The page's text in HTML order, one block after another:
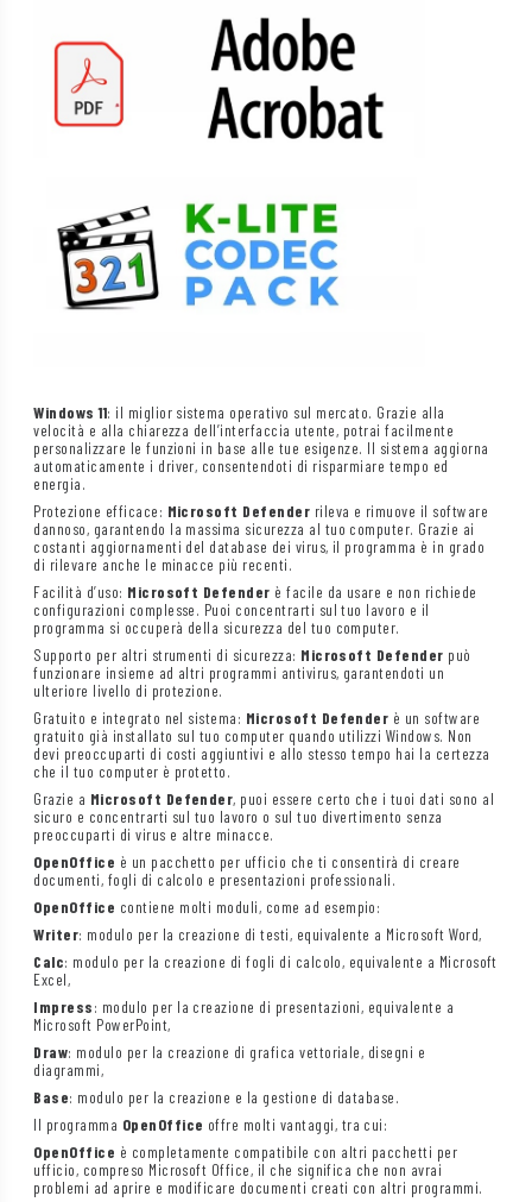
Windows 11: il miglior sistema operativo sul mercato. Grazie alla
velocità e alla chiarezza dell’interfaccia utente, potrai facilmente
personalizzare le funzioni in base alle tue esigenze. Il sistema aggiorna
automaticamente i driver, consentendoti di risparmiare tempo ed
energia.
Protezione efficace: Microsoft Defender rileva e rimuove il software
dannoso, garantendo la massima sicurezza al tuo computer. Grazie ai
costanti aggiornamenti del database dei virus, il programma è in grado
di rilevare anche le minacce più recenti.
Facilità d’uso: Microsoft Defender è facile da usare e non richiede
configurazioni complesse. Puoi concentrarti sul tuo lavoro e il
programma si occuperà della sicurezza del tuo computer.
Supporto per altri strumenti di sicurezza: Microsoft Defender può
funzionare insieme ad altri programmi antivirus, garantendoti un
ulteriore livello di protezione.
Gratuito e integrato nel sistema: Microsoft Defender è un software
gratuito già installato sul tuo computer quando utilizzi Windows. Non
devi preoccuparti di costi aggiuntivi e allo stesso tempo hai la certezza
che il tuo computer è protetto.
Grazie a Microsoft Defender, puoi essere certo che i tuoi dati sono al
sicuro e concentrarti sul tuo lavoro o sul tuo divertimento senza
preoccuparti di virus e altre minacce.
OpenOffice è un pacchetto per ufficio che ti consentirà di creare
documenti, fogli di calcolo e presentazioni professionali.
OpenOffice contiene molti moduli, come ad esempio:
Writer: modulo per la creazione di testi, equivalente a Microsoft Word,
Calc: modulo per la creazione di fogli di calcolo, equivalente a Microsoft
Excel,
Impress: modulo per la creazione di presentazioni, equivalente a
Microsoft PowerPoint,
Draw: modulo per la creazione di grafica vettoriale, disegni e
diagrammi,
Base: modulo per la creazione e la gestione di database.
Il programma OpenOffice offre molti vantaggi, tra cui:
OpenOffice è completamente compatibile con altri pacchetti per
ufficio, compreso Microsoft Office, il che significa che non avrai
problemi ad aprire e modificare documenti creati con altri programmi.